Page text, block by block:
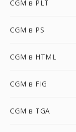
CGM в PLT
CGM в PS
CGM в HTML
CGM в FIG
CGM в TGA